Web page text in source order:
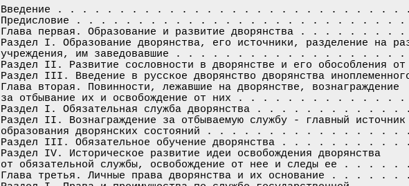
Введение . . . . . . . . . . . . . . . . . . . . . . . . . . . .
Предисловие . . . . . . . . . . . . . . . . . . . . . . . . . . .
Глава первая. Образование и развитие дворянства . . . . . .
Раздел I. Образование дворянства, его источники, разделение на
учреждения, им заведовавшие . . . . . . . . . . . . . . . . . .
Раздел II. Развитие сословности в дворянстве и его обособления
Раздел III. Введение в русское дворянство дворянства
Глава вторая. Повинности, лежавшие на дворянстве, вознаграждение
за отбывание их и освобождение от них . . . . . . . . . . . . .
Раздел I. Обязательная служба дворянства . . . . . . . . . . .
Раздел II. Вознаграждение за отбываемую службу - главный источник
образования дворянских состояний . . . . . . . . . . . . . . . .
Раздел III. Обязательное обучение дворянства . . . . . . . . .
Раздел IV. Историческое развитие идеи освобождения дворянства
от обязательной службы, освобождение от нее и следы ее . . .
Глава третья. Личные права дворянства и их основание . . . .